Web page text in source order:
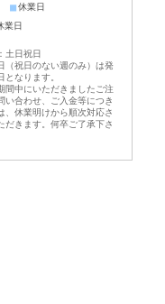
■休業日
業日
土日祝日
（祝日のない週のみ）は発
となります。
間中にいただきましたご注
い合わせ、ご入金等につき
、休業明けから順次対応さ
だきます。何卒ご了承下さ